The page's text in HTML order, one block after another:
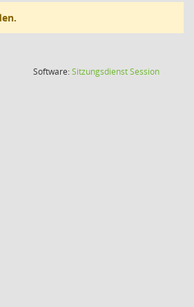
Software:SitzungsdienstSession(Wird in